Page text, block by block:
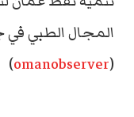
المجال الطبي
(
omanobserver
)